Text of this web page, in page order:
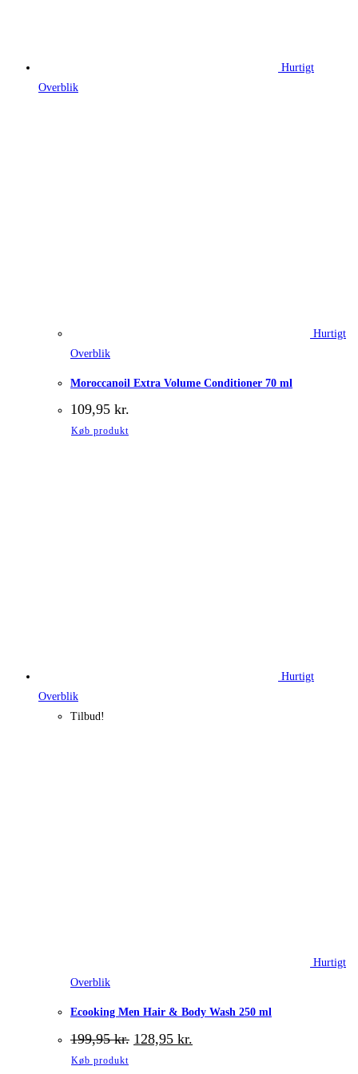
Hurtigt
Overblik
Hurtigt
Overblik
Moroccanoil Extra Volume Conditioner 70 ml
109,95 kr.
Køb produkt
Hurtigt
Overblik
Tilbud!
Hurtigt
Overblik
Ecooking Men Hair & Body Wash 250 ml
199,95kr. Den
oprindelige
128,95 kr.
aktuelle
Køb produkt